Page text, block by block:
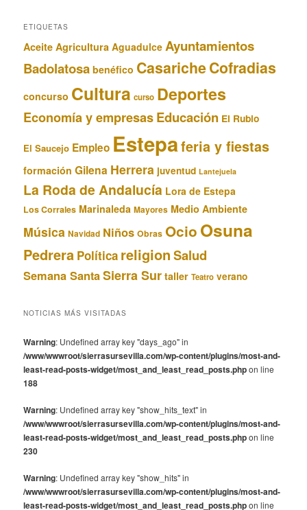
ETIQUETAS
Aceite Agricultura Aguadulce Ayuntamientos
Badolatosa benéfico CasaricheCofradias
concurso Cultura curso Deportes
Economía y empresasEducación El Rubio
El Saucejo Empleo Estepaferia y fiestas
formación Gilena Herrera juventud Lantejuela
La Roda de Andalucía Lora de Estepa
Los Corrales Marinaleda Mayores Medio Ambiente
Música Navidad Niños Obras Ocio Osuna
Pedrera Política religionSalud
Semana SantaSierra Sur taller Teatro verano
NOTICIAS MÁS VISITADAS
Warning: Undefined array key "days_ago" in
/www/wwwroot/sierrasursevilla.com/wp-content/plugins/most-and-
least-read-posts-widget/most_and_least_read_posts.phpon line
188
Warning: Undefined array key "show_hits_text" in
/www/wwwroot/sierrasursevilla.com/wp-content/plugins/most-and-
least-read-posts-widget/most_and_least_read_posts.phpon line
230
Warning: Undefined array key "show_hits" in
/www/wwwroot/sierrasursevilla.com/wp-content/plugins/most-and-
least-read-posts-widget/most_and_least_read_posts.phpon line